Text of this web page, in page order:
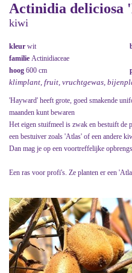
Actinidia deliciosa
kiwi
kleur wit
familie Actinidiaceae
hoog 600 cm
klimplant, fruit, vruchtgewas,
'Hayward' heeft grote, goed smakende
maanden kunt bewaren
Het eigen stuifmeel is zwak en bestuift de
een bestuiver zoals 'Atlas' of een andere
Dan mag je op een voortreffelijke
Een ras voor profi's. Ze planten er een